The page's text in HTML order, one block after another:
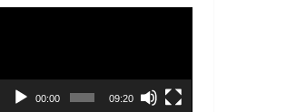
00:00 09:20